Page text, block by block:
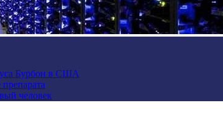
Бурбон в США
человек